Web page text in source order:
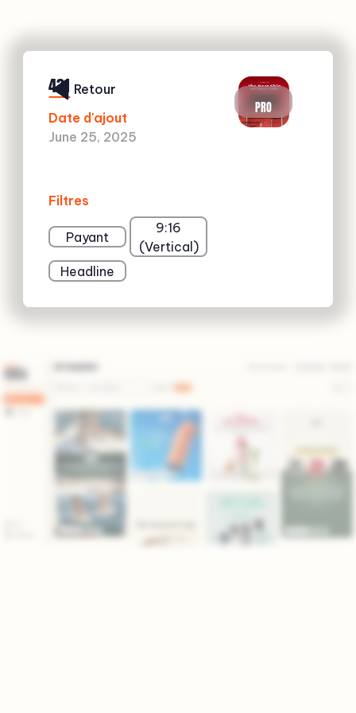
431
Date d'ajout
June 25, 2025
Filtres
Payant
9:16
(Vertical)
Headline
PRO
Retour